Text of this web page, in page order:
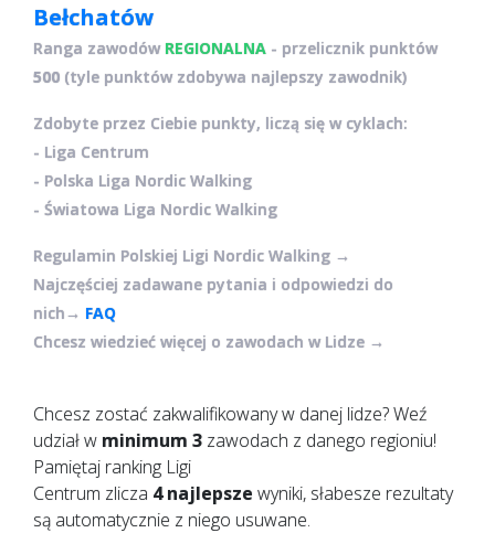
Bełchatów
Ranga zawodów REGIONALNA - przelicznik punktów
500 (tyle punktów zdobywa najlepszy zawodnik)
Zdobyte przez Ciebie punkty, liczą się w cyklach:
- Liga Centrum
- Polska Liga Nordic Walking
- Światowa Liga Nordic Walking
Regulamin Polskiej Ligi Nordic Walking →
Najczęściej zadawane pytania i odpowiedzi do
nich→ FAQ
Chcesz wiedzieć więcej o zawodach w Lidze →
Chcesz zostać zakwalifikowany w danej lidze? Weź
udział w minimum 3 zawodach z danego regioniu!
Pamiętaj ranking Ligi
Centrum zlicza 4 najlepsze wyniki, słabesze rezultaty
są automatycznie z niego usuwane.